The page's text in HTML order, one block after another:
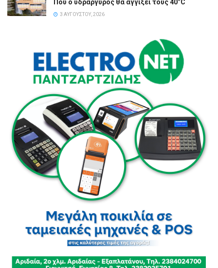
Πού ο υδράργυρος θα αγγίξει τους 40°C
3 ΑΥΓΟΎΣΤΟΥ, 2026